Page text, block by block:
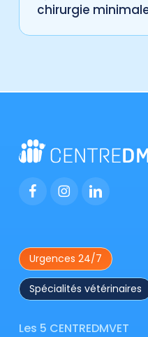
consultation initiale.
chirurgie
Urgences 24/7
Spécialités vétérinaires
Les 5 CENTREDMVET